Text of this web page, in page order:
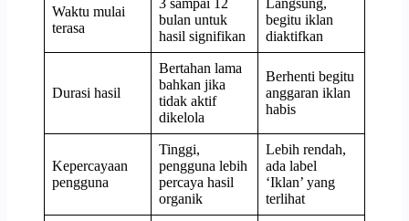
Waktu mulai
terasa
bulan untuk
hasil signifikan
begitu iklan
diaktifkan
Durasi hasil
Bertahan lama
bahkan jika
tidak aktif
dikelola
Berhenti begitu
anggaran iklan
habis
Kepercayaan
pengguna
Tinggi,
pengguna lebih
percaya hasil
organik
Lebih rendah,
ada label
‘Iklan’ yang
terlihat